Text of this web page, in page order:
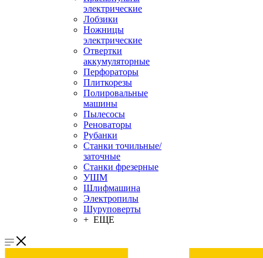
электрические
Лобзики
Ножницы
электрические
Отвертки
аккумуляторные
Перфораторы
Плиткорезы
Полировальные
машины
Пылесосы
Реноваторы
Рубанки
Станки точильные/
заточные
Станки фрезерные
УШМ
Шлифмашина
Электропилы
Шуруповерты
+ ЕЩЕ